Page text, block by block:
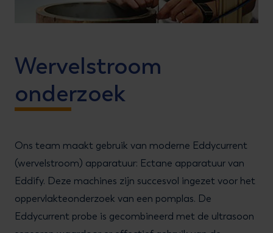
Wervelstroom
onderzoek
Ons team maakt gebruik van moderne Eddycurrent
(wervelstroom) apparatuur: Ectane apparatuur van
Eddify. Deze machines zijn succesvol ingezet voor het
oppervlakteonderzoek van een pomplas. De
Eddycurrent probe is gecombineerd met de ultrasoon